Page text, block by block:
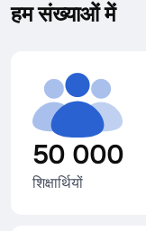
हम संख्याओं में
50 000
शिक्षार्थियों